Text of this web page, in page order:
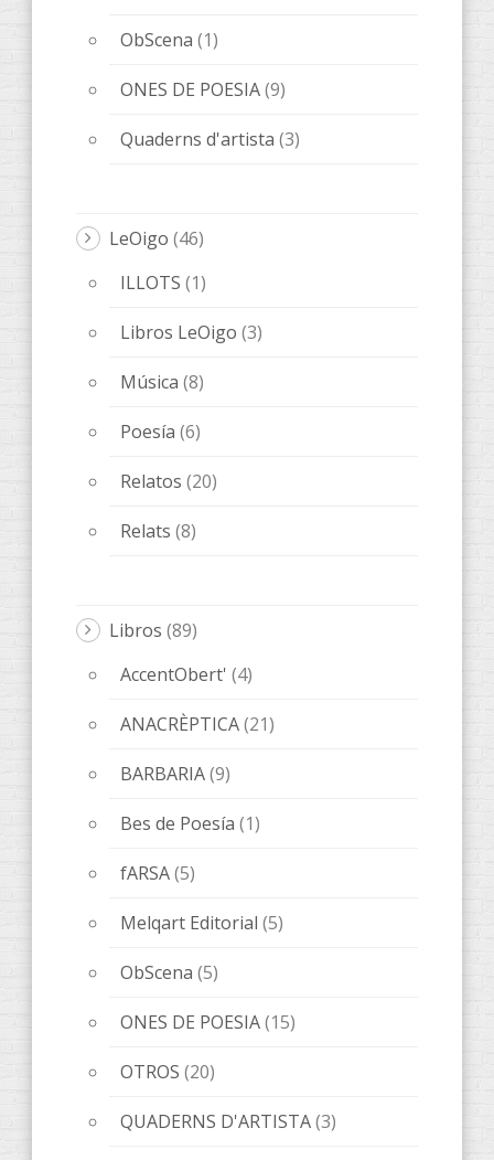
Relats(8)
Libros(89)
ANACRÈPTICA
BARBARIA
Bes de Poesía (1)
fARSA (5)
Melqart Editorial
ObScena (5)
ONES DE POESIA
QUADERNS D'ARTISTA
Novedades editoriales
Sin categorizar
Tickets(1)